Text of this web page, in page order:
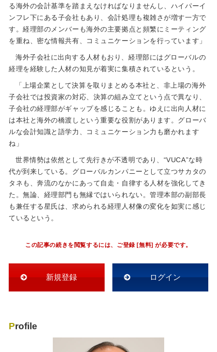
る海外の会計基準を踏まえなければなりませんし、ハイパーイ
ンフレ下にある子会社もあり、会計処理も複雑さが増す一方で
す。経理部のメンバーも海外の主要拠点と頻繁にミーティング
を重ね、密な情報共有、コミュニケーションを行っています」
海外子会社に出向する人材もおり、経理部にはグローバルの
経理を経験した人材の知見が着実に集積されているという。
「上場企業として決算を取りまとめる本社と、非上場の海外
子会社では投資家の対応、決算の組み立てという点で異なり、
子会社の経理部がギャップを感じることも。ゆえに出向人材に
は本社と海外の橋渡しという重要な役割があります。グローバ
ルな会計知識と語学力、コミュニケーション力も磨かれます
ね」
世界情勢は依然として先行きが不透明であり、“VUCA”な時
代が到来している。グローバルカンパニーとして立つサカタの
タネも、奔流のなかにあって自走・自律する人材を強化してき
た。無論、経理部門も無縁ではいられない。管理本部の副部長
も兼任する星氏は、求められる経理人材像の変化を如実に感じ
ているという。
この記事の続きを閲覧するには、ご登録 [無料] が必要です。
新規登録 ログイン
Profile